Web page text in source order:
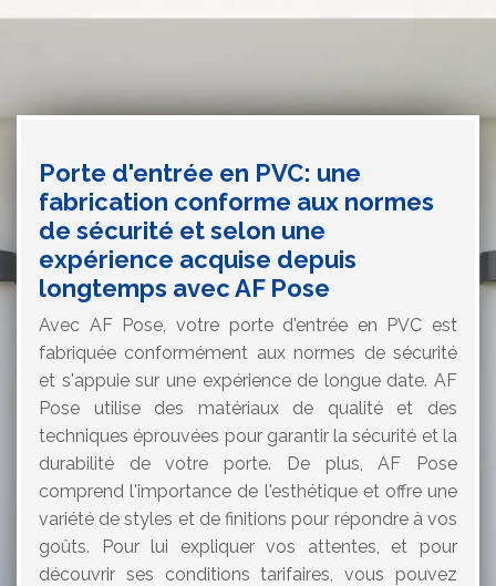
Porte d'entrée en PVC: une
fabrication conforme aux normes
de sécurité et selon une
expérience acquise depuis
longtemps avec AF Pose
Avec AF Pose, votre porte d'entrée en PVC est
fabriquée conformément aux normes de sécurité
et s'appuie sur une expérience de longue date. AF
Pose utilise des matériaux de qualité et des
techniques éprouvées pour garantir la sécurité et la
durabilité de votre porte. De plus, AF Pose
comprend l'importance de l'esthétique et offre une
variété de styles et de finitions pour répondre à vos
goûts. Pour lui expliquer vos attentes, et pour
découvrir ses conditions tarifaires, vous pouvez